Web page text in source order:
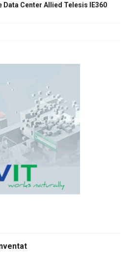
Center Allied Telesis IE360